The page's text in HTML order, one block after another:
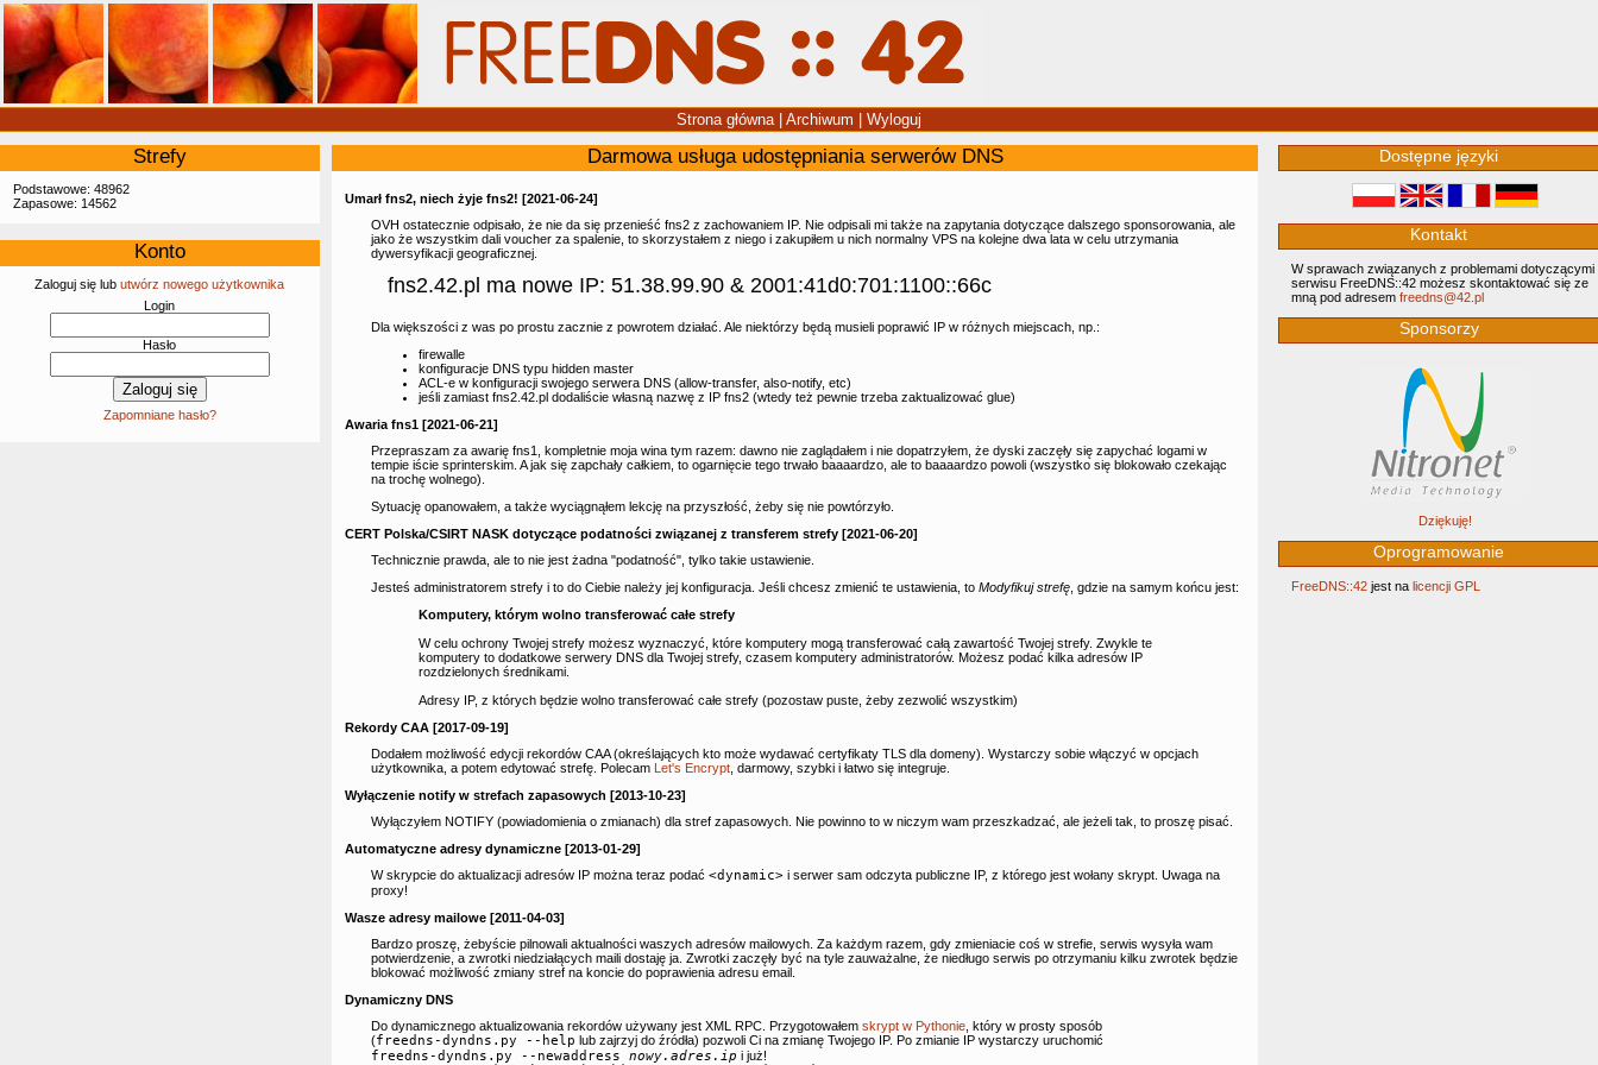
Strona główna| Archiwum Wyloguj
Strefy
Podstawowe: 48962
Zapasowe: 14562
Konto
Zaloguj się lubutwórz nowego użytkownika
Login
Hasło
Zapomniane hasło?
Darmowa usługa udostępniania serwerów DNS
Umarł fns2, niech żyje fns2! [2021-06-24]
OVH ostatecznie odpisało, że nie da się przenieść fns2 z zachowaniem IP. Nie odpisali mi także na zapytania dotyczące dalszego sponsorowania, ale
jako że wszystkim dali voucher za spalenie, to skorzystałem z niego i zakupiłem u nich normalny VPS na kolejne dwa lata w celu utrzymania
dywersyfikacji geograficznej.
fns2.42.pl ma nowe IP: 51.38.99.90 & 2001:41d0:701:1100::66c
Dla większości z was po prostu zacznie z powrotem działać. Ale niektórzy będą musieli poprawić IP w różnych miejscach, np.:
firewalle
konfiguracje DNS typu hidden master
ACL-e w konfiguracji swojego serwera DNS (allow-transfer, also-notify, etc)
jeśli zamiast fns2.42.pl dodaliście własną nazwę z IP fns2 (wtedy też pewnie trzeba zaktualizować glue)
Awaria fns1 [2021-06-21]
Przepraszam za awarię fns1, kompletnie moja wina tym razem: dawno nie zaglądałem i nie dopatrzyłem, że dyski zaczęły się zapychać logami w
tempie iście sprinterskim. A jak się zapchały całkiem, to ogarnięcie tego trwało baaaardzo, ale to baaaardzo powoli (wszystko się blokowało czekając
na trochę wolnego).
Sytuację opanowałem, a także wyciągnąłem lekcję na przyszłość, żeby się nie powtórzyło.
CERT Polska/CSIRT NASK dotyczące podatności związanej z transferem strefy [2021-06-20]
Technicznie prawda, ale to nie jest żadna "podatność", tylko takie ustawienie.
Jesteś administratorem strefy i to do Ciebie należy jej konfiguracja. Jeśli chcesz zmienić te ustawienia, to Modyfikuj strefę, gdzie na samym końcu jest:
Komputery, którym wolno transferować całe strefy
W celu ochrony Twojej strefy możesz wyznaczyć, które komputery mogą transferować całą zawartość Twojej strefy. Zwykle te
komputery to dodatkowe serwery DNS dla Twojej strefy, czasem komputery administratorów. Możesz podać kilka adresów IP
rozdzielonych średnikami.
Adresy IP, z których będzie wolno transferować całe strefy (pozostaw puste, żeby zezwolić wszystkim)
Rekordy CAA [2017-09-19]
Dodałem możliwość edycji rekordów CAA (określających kto może wydawać certyfikaty TLS dla domeny). Wystarczy sobie włączyć w opcjach
użytkownika, a potem edytować strefę. Polecam Let's Encrypt, darmowy, szybki i łatwo się integruje.
Wyłączenie notify w strefach zapasowych [2013-10-23]
Wyłączyłem NOTIFY (powiadomienia o zmianach) dla stref zapasowych. Nie powinno to w niczym wam przeszkadzać, ale jeżeli tak, to proszę pisać.
Automatyczne adresy dynamiczne [2013-01-29]
W skrypcie do aktualizacji adresów IP można teraz podać <dynamic>i serwer sam odczyta publiczne IP, z którego jest wołany skrypt. Uwaga na
proxy!
Wasze adresy mailowe [2011-04-03]
Bardzo proszę, żebyście pilnowali aktualności waszych adresów mailowych. Za każdym razem, gdy zmieniacie coś w strefie, serwis wysyła wam
potwierdzenie, a zwrotki niedziałących maili dostaję ja. Zwrotki zaczęły być na tyle zauważalne, że niedługo serwis po otrzymaniu kilku zwrotek będzie
blokować możliwość zmiany stref na koncie do poprawienia adresu email.
Dynamiczny DNS
Do dynamicznego aktualizowania rekordów używany jest XML RPC. Przygotowałem skrypt w Pythonie, który w prosty sposób
(freedns-dyndns.py --help lub zajrzyj do źródła) pozwoli Ci na zmianę Twojego IP. Po zmianie IP wystarczy uruchomić
freedns-dyndns.py --newaddress nowy.adres.ip i już!
Dostępne języki
Kontakt
W sprawach związanych z problemami dotyczącymi
serwisu FreeDNS::42 możesz skontaktować się ze
mną pod adresem‮lp.24@sndeerf
Sponsorzy
Dziękuję!
Oprogramowanie
FreeDNS::42 jest nalicencji GPL